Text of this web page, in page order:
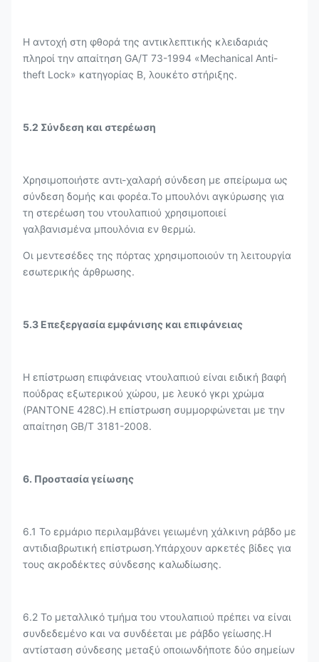
Η αντοχή στη φθορά της αντικλεπτικής κλειδαριάς
πληροί την απαίτηση GA/T 73-1994 «Mechanical Anti-
theft Lock» κατηγορίας Β, λουκέτο στήριξης.
5.2 Σύνδεση και στερέωση
Χρησιμοποιήστε αντι-χαλαρή σύνδεση με σπείρωμα ως
σύνδεση δομής και φορέα.Το μπουλόνι αγκύρωσης για
τη στερέωση του ντουλαπιού χρησιμοποιεί
γαλβανισμένα μπουλόνια εν θερμώ.
Οι μεντεσέδες της πόρτας χρησιμοποιούν τη λειτουργία
εσωτερικής άρθρωσης.
5.3 Επεξεργασία εμφάνισης και επιφάνειας
Η επίστρωση επιφάνειας ντουλαπιού είναι ειδική βαφή
πούδρας εξωτερικού χώρου, με λευκό γκρι χρώμα
(PANTONE 428C).Η επίστρωση συμμορφώνεται με την
απαίτηση GB/T 3181-2008.
6. Προστασία γείωσης
6.1 Το ερμάριο περιλαμβάνει γειωμένη χάλκινη ράβδο με
αντιδιαβρωτική επίστρωση.Υπάρχουν αρκετές βίδες για
τους ακροδέκτες σύνδεσης καλωδίωσης.
6.2 Το μεταλλικό τμήμα του ντουλαπιού πρέπει να είναι
συνδεδεμένο και να συνδέεται με ράβδο γείωσης.Η
αντίσταση σύνδεσης μεταξύ οποιωνδήποτε δύο σημείων